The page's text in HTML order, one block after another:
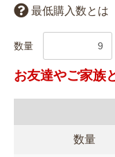
最低購入数とは
数量
お友達やご家族
数量